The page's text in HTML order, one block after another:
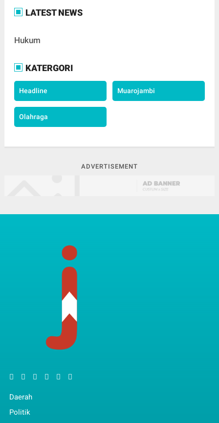
LATEST NEWS
Hukum
KATERGORI
Headline Muarojambi
Olahraga
ADVERTISEMENT
Daerah
Politik